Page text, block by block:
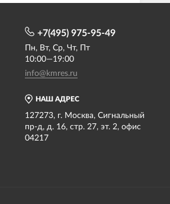
НАШ АДРЕС
127273, г. Москва, Сигнальный
пр-д, д. 16, стр. 27, эт. 2, офис
04217
+7(495) 975-95-49
Пн, Вт, Ср, Чт, Пт
10:00—19:00
info@kmres.ru